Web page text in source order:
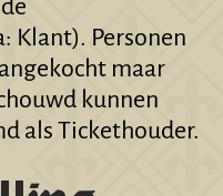
Klant). Personen
maar
kunnen
als Tickethouder.